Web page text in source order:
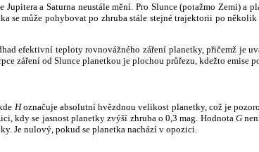
a Saturna neustále mění. Pro Slunce (potažmo Zemi)
se může pohybovat po zhruba stále stejné trajektorii po
efektivní teploty rovnovážného záření planetky, přičemž je
záření od Slunce planetkou je plochou průřezu, kdežto emise
Hoznačuje absolutní hvězdnou velikost planetky, což je
kdy se jasnost planetky zvýší zhruba o 0,3 mag. HodnotaG
Je nulový, pokud se planetka nachází v opozici.